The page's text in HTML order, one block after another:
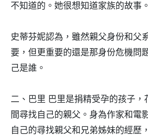
不知道的。她很想知道家族的故事。
史蒂芬妮認為，雖然親父身份和父
要，但更重要的還是那身份危機
己是誰。
二、巴里 巴里是捐精受孕的孩子，
間尋找自己的親父。身為作家和電
自己的尋找親父和兄弟姊妹的經歷